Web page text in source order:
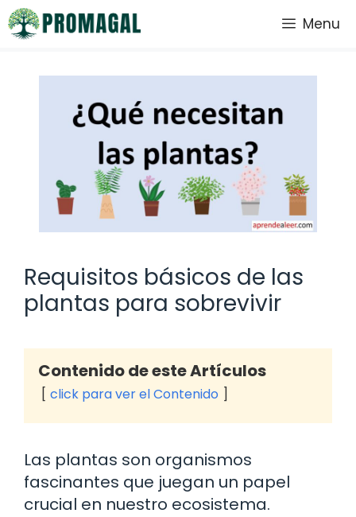
Saltar
al
Menu
Requisitos básicos de las
plantas para sobrevivir
Contenido de este Artículos
click para ver el Contenido
Las plantas son organismos
fascinantes que juegan un papel
crucial en nuestro ecosistema.